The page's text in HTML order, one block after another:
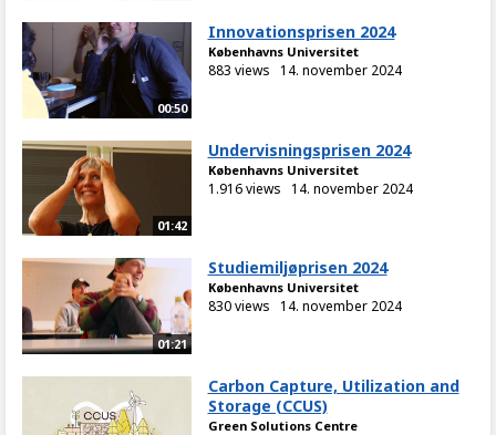
00:50
Innovationsprisen 2024
Københavns Universitet
883 views 14. november 2024
01:42
Undervisningsprisen 2024
Københavns Universitet
1.916 views 14. november 2024
01:21
Studiemiljøprisen 2024
Københavns Universitet
830 views 14. november 2024
Carbon Capture, Utilization and
Storage (CCUS)
Green Solutions Centre